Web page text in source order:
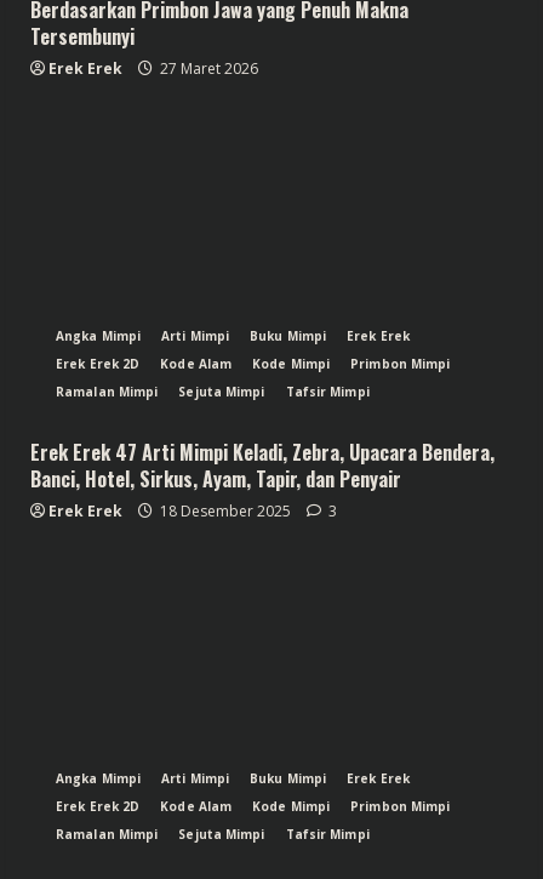
Berdasarkan Primbon Jawa yang Penuh Makna
Tersembunyi
Erek Erek 27 Maret 2026
Angka Mimpi Arti Mimpi Buku Mimpi
Erek Erek
Erek Erek 2D
Kode Alam Kode Mimpi
Primbon Mimpi
Ramalan Mimpi
Sejuta Mimpi Tafsir Mimpi
Erek Erek 47 Arti Mimpi Keladi, Zebra, Upacara Bendera,
Banci, Hotel, Sirkus, Ayam, Tapir, dan Penyair
Erek Erek 18 Desember 2025 3
Angka Mimpi Arti Mimpi Buku Mimpi
Erek Erek
Erek Erek 2D
Kode Alam Kode Mimpi
Primbon Mimpi
Ramalan Mimpi
Sejuta Mimpi Tafsir Mimpi